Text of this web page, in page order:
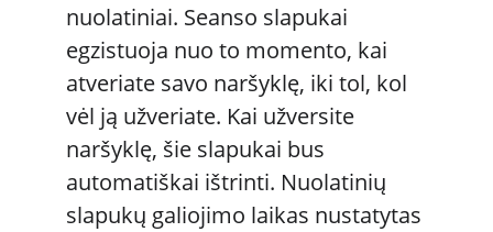
nuolatiniai. Seanso slapukai
egzistuoja nuo to momento, kai
atveriate savo naršyklę, iki tol, kol
vėl ją užveriate. Kai užversite
naršyklę, šie slapukai bus
automatiškai ištrinti. Nuolatinių
slapukų galiojimo laikas nustatytas